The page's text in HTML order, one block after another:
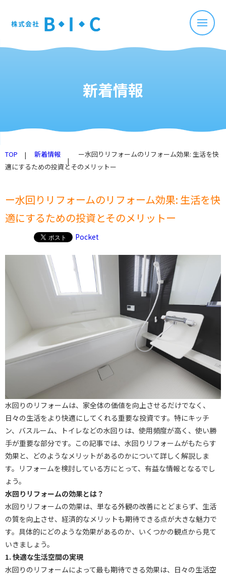
新着情報
TOP 新着情報
ー水回りリフォームのリフォーム効果: 生活を快
適にするための投資とそのメリットー
ー水回りリフォームのリフォーム効果: 生活を快
適にするための投資とそのメリットー
Pocket
水回りのリフォームは、家全体の価値を向上させるだけでなく、
日々の生活をより快適にしてくれる重要な投資です。特にキッチ
ン、バスルーム、トイレなどの水回りは、使用頻度が高く、使い勝
手が重要な部分です。この記事では、水回りリフォームがもたらす
効果と、どのようなメリットがあるのかについて詳しく解説しま
す。リフォームを検討している方にとって、有益な情報となるでし
ょう。
水回りリフォームの効果とは？
水回りリフォームの効果は、単なる外観の改善にとどまらず、生活
の質を向上させ、経済的なメリットも期待できる点が大きな魅力で
す。具体的にどのような効果があるのか、いくつかの観点から見て
いきましょう。
1. 快適な生活空間の実現
水回りのリフォームによって最も期待できる効果は、日々の生活空